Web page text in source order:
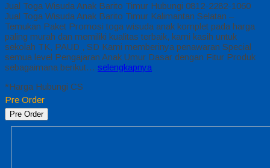
Jual Toga Wisuda Anak Barito Timur Hubungi 0812-2282-1060
Jual Toga Wisuda Anak Barito Timur Kalimantan Selatan –
Temukan Paket Promosi toga wisuda anak komplet pada harga
paling murah dan memiliki kualitas terbaik, kami kasih untuk
sekolah TK, PAUD , SD Kami memberinya penawaran Special
semua level Pengajaran Anak Umur Dasar dengan Fitur Produk
sebagaimana berikut… selengkapnya
*Harga Hubungi CS
Pre Order
Pre Order